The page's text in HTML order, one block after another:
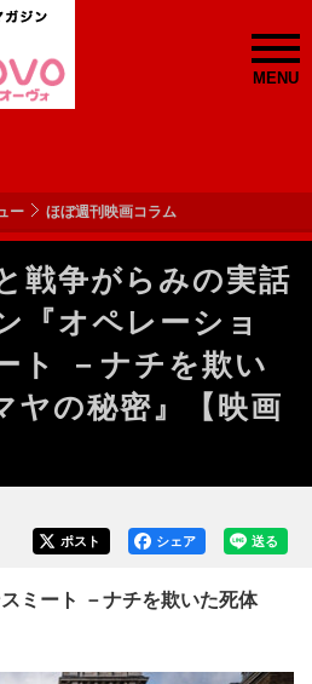
MENU
ー ほぼ週刊映画コラム
戦争がらみの実話
『オペレーショ
ト －ナチを欺い
ヤの秘密』【映画
送る
シェア
ポスト
ミート －ナチを欺いた死体